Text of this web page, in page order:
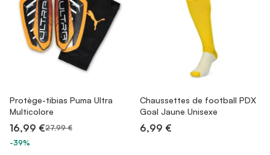
Protège-tibias Puma Ultra
Multicolore
16,99 €27,99 €
-39%
Chaussettes de football PDX
Goal Jaune Unisexe
6,99 €